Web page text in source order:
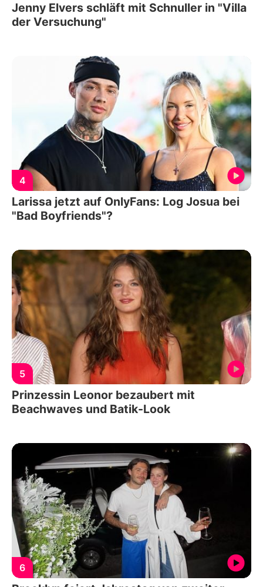
Jenny Elvers schläft mit Schnuller in "Villa
der Versuchung"
4
Larissa jetzt auf OnlyFans: Log Josua bei
"Bad Boyfriends"?
5
Prinzessin Leonor bezaubert mit
Beachwaves und Batik-Look
6